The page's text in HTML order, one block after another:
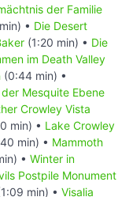
der Familie
• Die Desert
(1:20 min) • Die
im Death Valley
(0:44 min) •
Mesquite Ebene
Crowley Vista
min) • Lake Crowley
min) • Mammoth
• Winter in
Postpile Monument
min) • Visalia